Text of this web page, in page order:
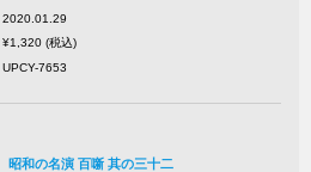
2020.01.29
¥1,320 (税込)
UPCY-7653
和の名演 百噺 其の三十二